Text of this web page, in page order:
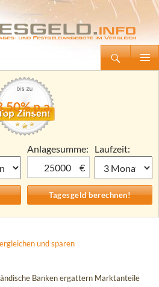
Tagesgeld.info – Tagesgeldkonten vergleichen und Tagesgeld-Zinsen berechnen
p.a.
Anlagesumme:
€
Laufzeit:
und sparen
Banken ergattern Marktanteile